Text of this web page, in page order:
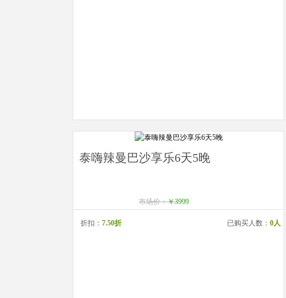
泰嗨辣曼巴沙享乐6天5晚
市场价：￥3999
折扣： 7.50折 已购买人数： 0人